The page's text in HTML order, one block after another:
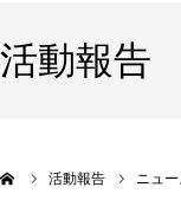
活動報告
活動報告 ニュー